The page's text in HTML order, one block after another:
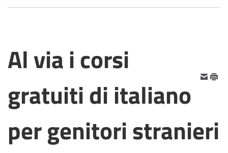
Al via i corsi
gratuiti di italiano
per genitori stranieri